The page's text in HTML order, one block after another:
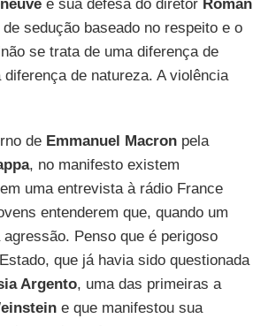
e sua defesa do diretorRoman
sedução baseado no respeito e o
se trata de uma diferença de
de natureza. A violência
deEmmanuel Macronpela
, no manifesto existem
uma entrevista à rádio France
entenderem que, quando um
agressão. Penso que é perigoso
que já havia sido questionada
Argento, uma das primeiras a
e que manifestou sua